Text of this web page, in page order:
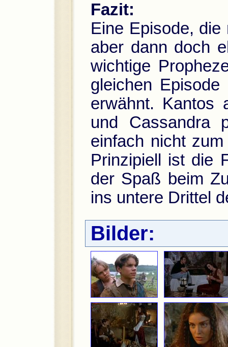
Fazit:
Eine Episode,
aber dann doch
wichtige
gleichen
erwähnt. Kantos
und Cassandra
einfach nicht
Prinzipiell ist die
der Spaß beim
ins untere Drittel
Bilder: